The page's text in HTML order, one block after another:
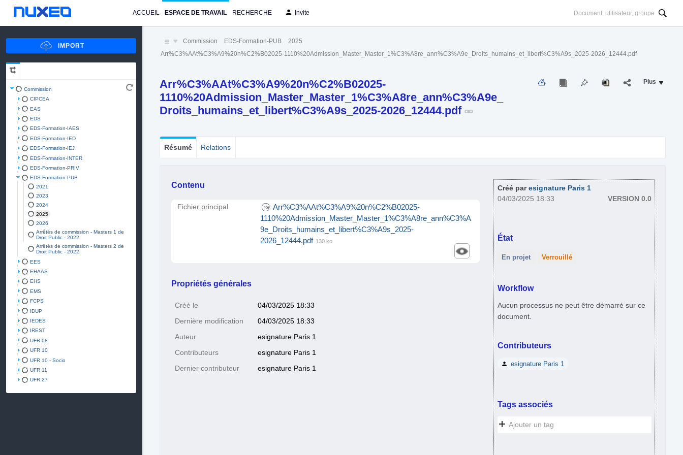
ACCUEIL ESPACE DE TRAVAIL RECHERCHE Invite
Commission
CIPCEA
EAS
EDS
EDS-Formation-IAES
EDS-Formation-IED
EDS-Formation-IEJ
EDS-Formation-INTER
EDS-Formation-PRIV
EDS-Formation-PUB
2021
2023
2024
2025
2026
Arrêtés de commission - Masters 1 de
Droit Public - 2022
Arrêtés de commission - Masters 2 de
Droit Public - 2022
EES
EHAAS
EHS
EMS
FCPS
IDUP
IEDES
IREST
UFR 08
UFR 10
UFR 10 - Socio
UFR 11
UFR 27
Commission EDS-Formation-PUB 2025
Arr%C3%AAt%C3%A9%20n%C2%B02025-1110%20Admission_Master_Master_1%C3%A8re_ann%C3%A9e_Droits_humains_et_libert%C3%A9s_2025-2026_12444.pdf
Arr%C3%AAt%C3%A9%20n%C2%B02025-
1110%20Admission_Master_Master_1%C3%A8re_ann%C3%A9e_
Droits_humains_et_libert%C3%A9s_2025-2026_12444.pdf
Plus
Résumé Relations
Contenu
Fichier principal
Arr%C3%AAt%C3%A9%20n%C2%B02025-
1110%20Admission_Master_Master_1%C3%A8re_ann%C3%A
9e_Droits_humains_et_libert%C3%A9s_2025-
2026_12444.pdf 130 ko
Propriétés générales
Créé le 04/03/2025 18:33
Dernière modification 04/03/2025 18:33
Auteur esignature Paris 1
Contributeurs esignature Paris 1
Dernier contributeur esignature Paris 1
Créé paresignature Paris 1
04/03/2025 18:33
VERSION 0.0
État
En projet Verrouillé
Workflow
Aucun processus ne peut être démarré sur ce
document.
Contributeurs
esignature Paris 1
Tags associés